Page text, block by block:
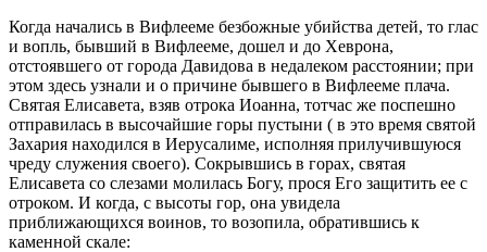
Когда начались в Вифлееме безбожные убийства детей, то глас
и вопль, бывший в Вифлееме, дошел и до Хеврона,
отстоявшего от города Давидова в недалеком расстоянии; при
этом здесь узнали и о причине бывшего в Вифлееме плача.
Святая Елисавета, взяв отрока Иоанна, тотчас же поспешно
отправилась в высочайшие горы пустыни ( в это время святой
Захария находился в Иерусалиме, исполняя прилучившуюся
чреду служения своего). Сокрывшись в горах, святая
Елисавета со слезами молилась Богу, прося Его защитить ее с
отроком. И когда, с высоты гор, она увидела
приближающихся воинов, то возопила, обратившись к
каменной скале: